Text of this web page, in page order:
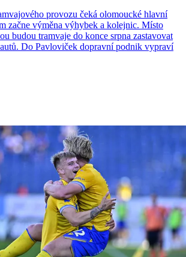
provozu čeká olomoucké hlavní
začne výměna výhybek a kolejnic. Místo
budou tramvaje do konce srpna zastavovat
Do Pavloviček dopravní podnik vypraví